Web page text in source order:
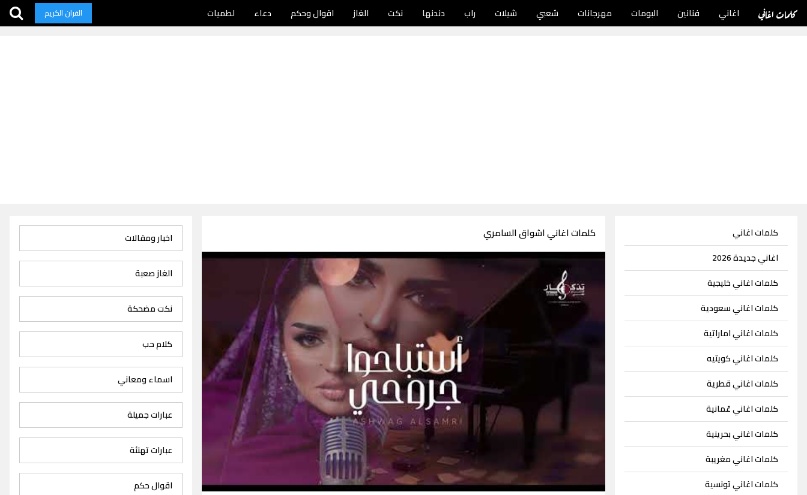
كلمات اغاني اغاني فنانين البومات مهرجانات شعبي شيلات راب دندنها نكت الغاز اقوال وحكم دعاء لطميات القران الكريم
كلمات اغاني
اغاني جديدة 2026
كلمات اغاني خليجية
كلمات اغاني سعودية
كلمات اغاني اماراتية
كلمات اغاني كويتيه
كلمات اغاني قطرية
كلمات اغاني عُمانية
كلمات اغاني بحرينية
كلمات اغاني مغريبة
كلمات اغاني تونسية
كلمات اغاني اشواق السامري
كلمات اغاني اشواق السامري
اخبار ومقالات
الغاز صعبة
نكت مضحكة
كلام حب
اسماء ومعاني
عبارات جميلة
عبارات تهنئة
اقوال حكم